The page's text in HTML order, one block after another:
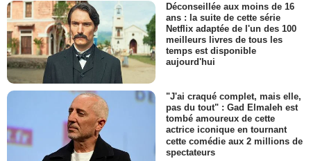
Déconseillée aux moins de 16
ans : la suite de cette série
Netflix adaptée de l'un des 100
meilleurs livres de tous les
temps est disponible
aujourd'hui
"J'ai craqué complet, mais elle,
pas du tout" : Gad Elmaleh est
tombé amoureux de cette
actrice iconique en tournant
cette comédie aux 2 millions de
spectateurs